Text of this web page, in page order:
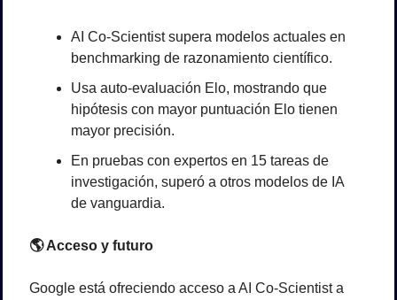
AI Co-Scientist supera modelos actuales en
benchmarking de razonamiento científico.
Usa auto-evaluación Elo, mostrando que
hipótesis con mayor puntuación Elo tienen
mayor precisión.
En pruebas con expertos en 15 tareas de
investigación, superó a otros modelos de IA
de vanguardia.
🌎 Acceso y futuro
Google está ofreciendo acceso a AI Co-Scientist a